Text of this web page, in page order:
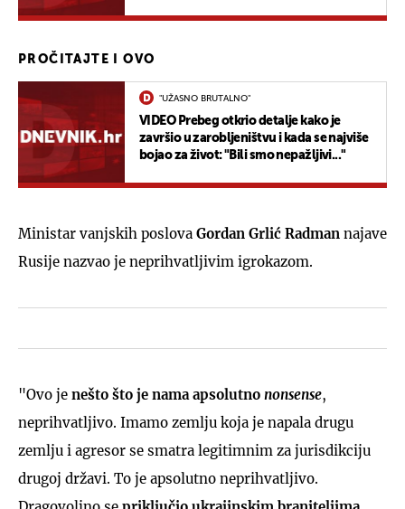
PROČITAJTE I OVO
"UŽASNO BRUTALNO"
VIDEO Prebeg otkrio detalje kako je
završio u zarobljeništvu i kada se najviše
bojao za život: "Bili smo nepažljivi..."
Ministar vanjskih poslova Gordan Grlić Radman najave
Rusije nazvao je neprihvatljivim igrokazom.
"Ovo je nešto što je nama apsolutno nonsense,
neprihvatljivo. Imamo zemlju koja je napala drugu
zemlju i agresor se smatra legitimnim za jurisdikciju
drugoj državi. To je apsolutno neprihvatljivo.